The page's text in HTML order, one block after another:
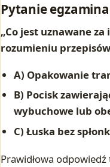
Pytanie
„Co jest uznawane
rozumieniu
A) Opakowanie
B) Pocisk
wybuchowe lub
C) Łuska bez
Prawidłowa odpowiedź